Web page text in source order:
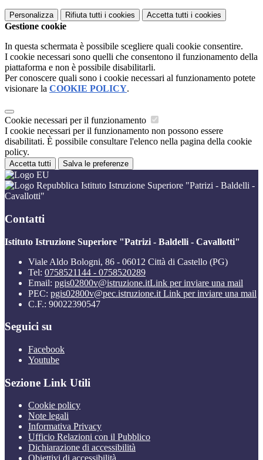
Personalizza Rifiuta tutti i cookies Accetta tutti i cookies
Gestione cookie
In questa schermata è possibile scegliere quali cookie consentire.
I cookie necessari sono quelli che consentono il funzionamento della
piattaforma e non è possibile disabilitarli.
Per conoscere quali sono i cookie necessari al funzionamento potete
visionare la COOKIE POLICY.
Cookie necessari per il funzionamento
I cookie necessari per il funzionamento non possono essere
disabilitati. È possibile consultare l'elenco nella pagina della cookie
policy.
Accetta tutti Salva le preferenze
Istituto Istruzione Superiore "Patrizi - Baldelli -
Cavallotti"
Contatti
Istituto Istruzione Superiore "Patrizi - Baldelli - Cavallotti"
Viale Aldo Bologni, 86 - 06012 Città di Castello (PG)
Tel: 0758521144 - 0758520289
Email: pgis02800v@istruzione.itLink per inviare una mail
PEC: pgis02800v@pec.istruzione.it Link per inviare una mail
C.F.: 90022390547
Seguici su
Facebook
Youtube
Sezione Link Utili
Cookie policy
Note legali
Informativa Privacy
Ufficio Relazioni con il Pubblico
Dichiarazione di accessibilità